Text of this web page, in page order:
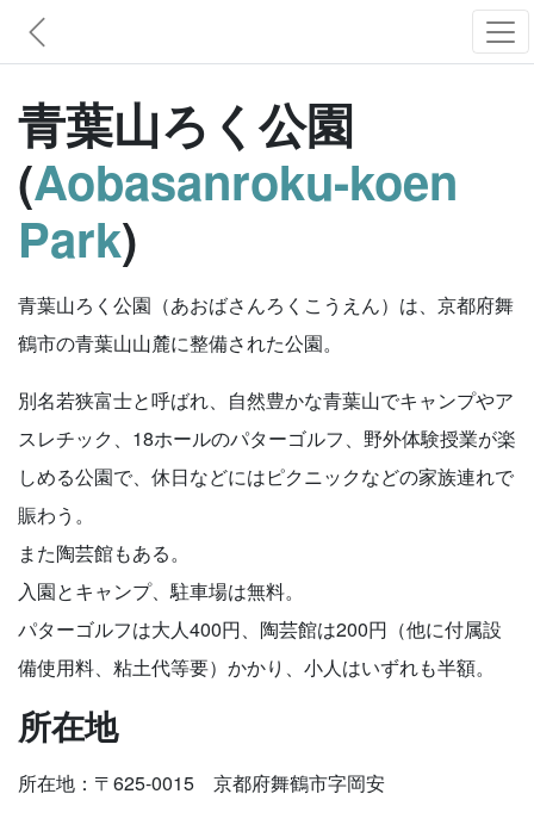
青葉山ろく公園
(Aobasanroku-koen
Park)
青葉山ろく公園（あおばさんろくこうえん）は、京都府舞
鶴市の青葉山山麓に整備された公園。
別名若狭富士と呼ばれ、自然豊かな青葉山でキャンプやア
スレチック、18ホールのパターゴルフ、野外体験授業が楽
しめる公園で、休日などにはピクニックなどの家族連れで
賑わう。
また陶芸館もある。
入園とキャンプ、駐車場は無料。
パターゴルフは大人400円、陶芸館は200円（他に付属設
備使用料、粘土代等要）かかり、小人はいずれも半額。
所在地
所在地：〒625-0015 京都府舞鶴市字岡安